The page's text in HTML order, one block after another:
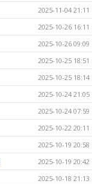
2025-11-04 21:11
2025-10-26 16:11
2025-10-26 09:09
2025-10-25 18:51
2025-10-25 18:14
2025-10-24 21:05
2025-10-24 07:59
2025-10-22 20:11
2025-10-19 20:58
2025-10-19 20:42
2025-10-18 21:13